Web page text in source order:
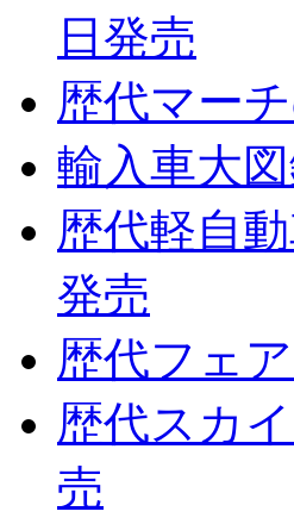
日発売
歴代マー
輸入車大
歴代軽自
発売
歴代フェ
歴代スカ
売